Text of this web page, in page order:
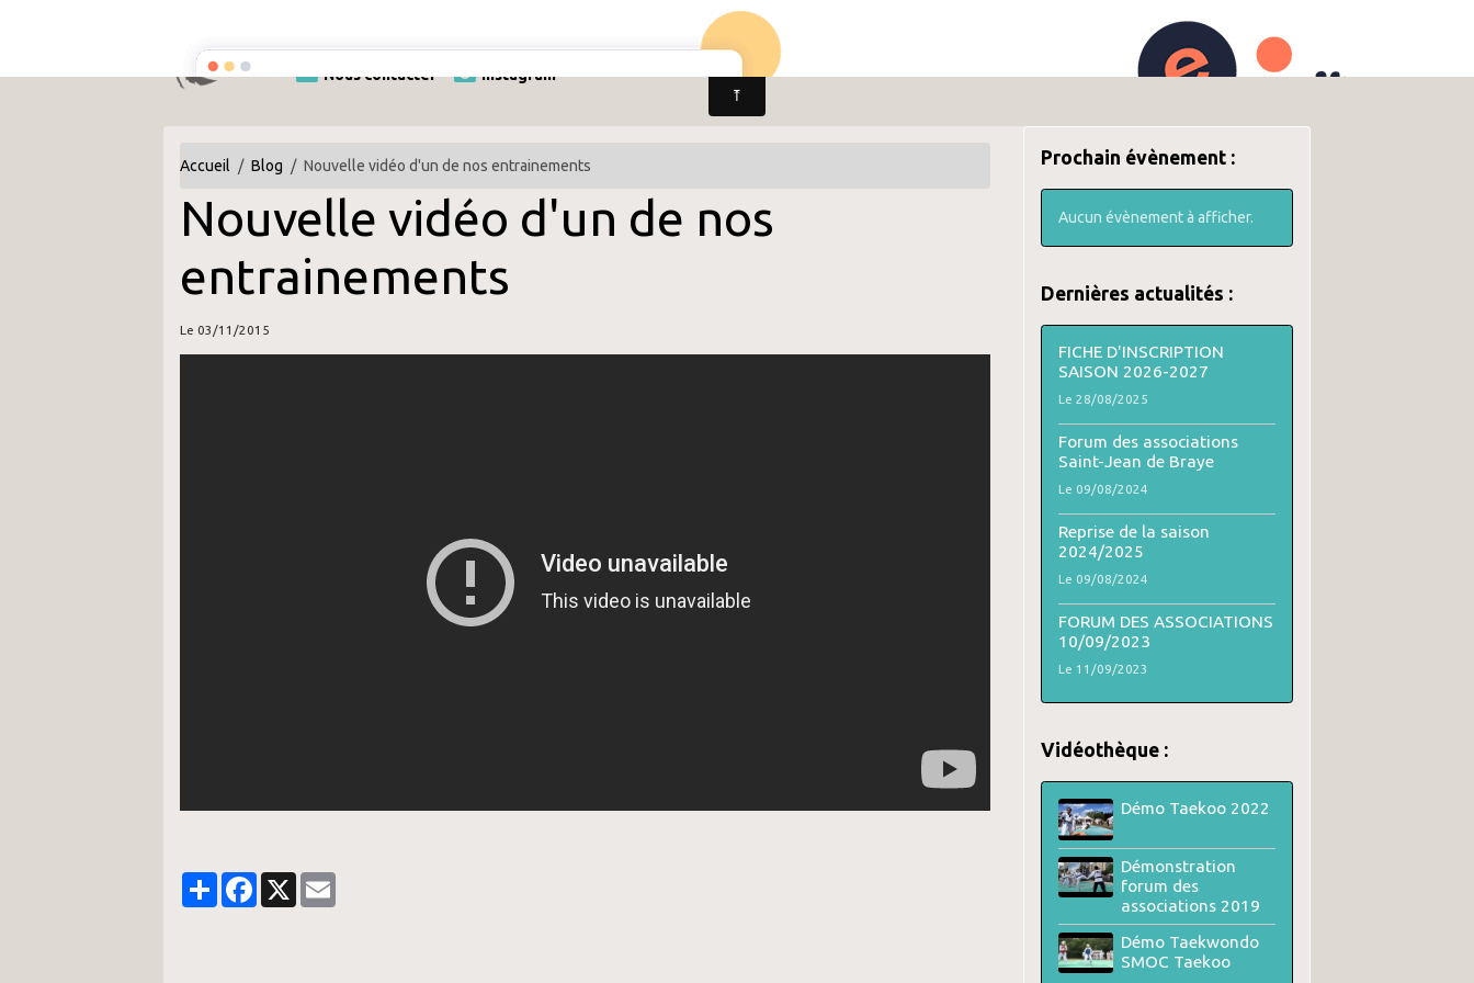
Inscription & Réinscription Actualités
Nous contacter Instagram
Accueil Blog Nouvelle vidéo d'un de nos entrainements
Nouvelle vidéo d'un de nos
entrainements
Le 03/11/2015
PartagerFacebook
X
Prochain évènement :
Aucun évènement à afficher.
Dernières actualités :
FICHE D'INSCRIPTION
SAISON 2026-2027
Le 28/08/2025
Forum des associations
Saint-Jean de Braye
Le 09/08/2024
Reprise de la saison
2024/2025
Le 09/08/2024
FORUM DES ASSOCIATIONS
10/09/2023
Le 11/09/2023
Vidéothèque :
Démo Taekoo 2022
Démonstration
forum des
associations 2019
Démo Taekwondo
SMOC Taekoo